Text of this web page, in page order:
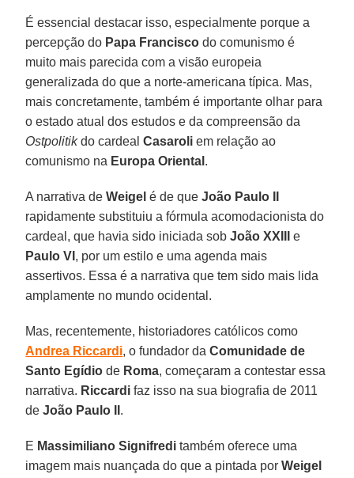
É essencial destacar isso, especialmente porque a
percepção do Papa Francisco do comunismo é
muito mais parecida com a visão europeia
generalizada do que a norte-americana típica. Mas,
mais concretamente, também é importante olhar para
o estado atual dos estudos e da compreensão da
Ostpolitikdo cardealCasaroli em relação ao
comunismo na Europa Oriental .
A narrativa deWeigel é de queJoão Paulo II
rapidamente substituiu a fórmula acomodacionista do
cardeal, que havia sido iniciada sobJoão XXIII
e
Paulo VI , por um estilo e uma agenda mais
assertivos. Essa é a narrativa que tem sido mais lida
amplamente no mundo ocidental.
Mas, recentemente, historiadores católicos como
Andrea Riccardi, o fundador daComunidade de
Santo Egídio de Roma, começaram a contestar essa
narrativa. Riccardi faz isso na sua biografia de 2011
deJoão Paulo II .
E Massimiliano Signifredi também oferece uma
imagem mais nuançada do que a pintada porWeigel